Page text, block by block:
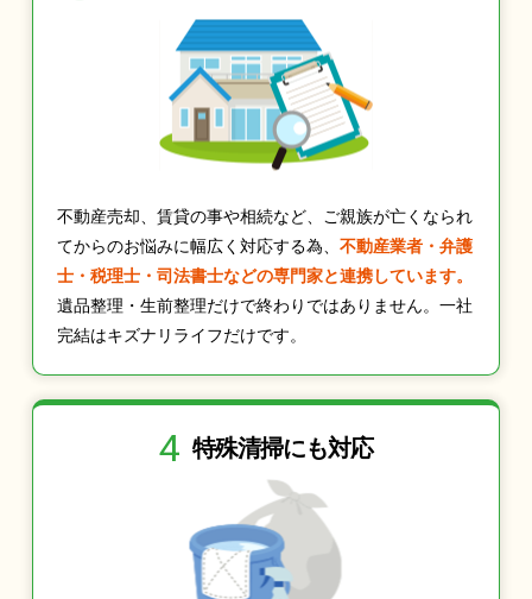
不動産売却、賃貸の事や相続など、ご親族が亡くなられ
てからのお悩みに幅広く対応する為、 不動産業者・弁護
士・税理士・司法書士などの専門家と連携しています。
遺品整理・生前整理だけで終わりではありません。一社
完結はキズナリライフだけです。
4 特殊清掃にも対応